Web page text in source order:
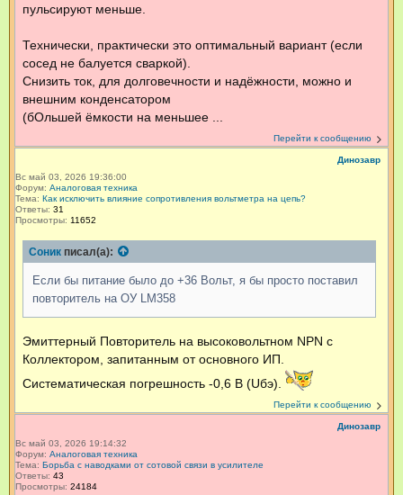
пульсируют меньше.
Технически, практически это оптимальный вариант (если
сосед не балуется сваркой).
Снизить ток, для долговечности и надёжности, можно и
внешним конденсатором
(бОльшей ёмкости на меньшее ...
Перейти к сообщению
Динозавр
Вс май 03, 2026 19:36:00
Форум: Аналоговая техника
Тема: Как исключить влияние сопротивления вольтметра на цепь?
Ответы: 31
Просмотры: 11652
Соник писал(а):
Если бы питание было до +36 Вольт, я бы просто поставил
повторитель на ОУ LM358
Эмиттерный Повторитель на высоковольтном NPN с
Коллектором, запитанным от основного ИП.
Систематическая погрешность -0,6 В (Uбэ).
Перейти к сообщению
Динозавр
Вс май 03, 2026 19:14:32
Форум: Аналоговая техника
Тема: Борьба с наводками от сотовой связи в усилителе
Ответы: 43
Просмотры: 24184